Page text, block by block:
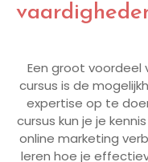
Een groot voordeel
cursus is de
expertise op te
cursus kun je je
online marketing
leren hoe je